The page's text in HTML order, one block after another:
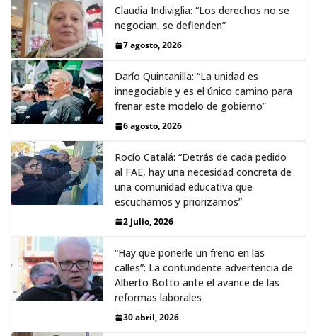
Claudia Indiviglia: “Los derechos no se
negocian, se defienden”
7 agosto, 2026
Darío Quintanilla: “La unidad es
innegociable y es el único camino para
frenar este modelo de gobierno”
6 agosto, 2026
Rocío Catalá: “Detrás de cada pedido
al FAE, hay una necesidad concreta de
una comunidad educativa que
escuchamos y priorizamos”
2 julio, 2026
“Hay que ponerle un freno en las
calles”: La contundente advertencia de
Alberto Botto ante el avance de las
reformas laborales
30 abril, 2026